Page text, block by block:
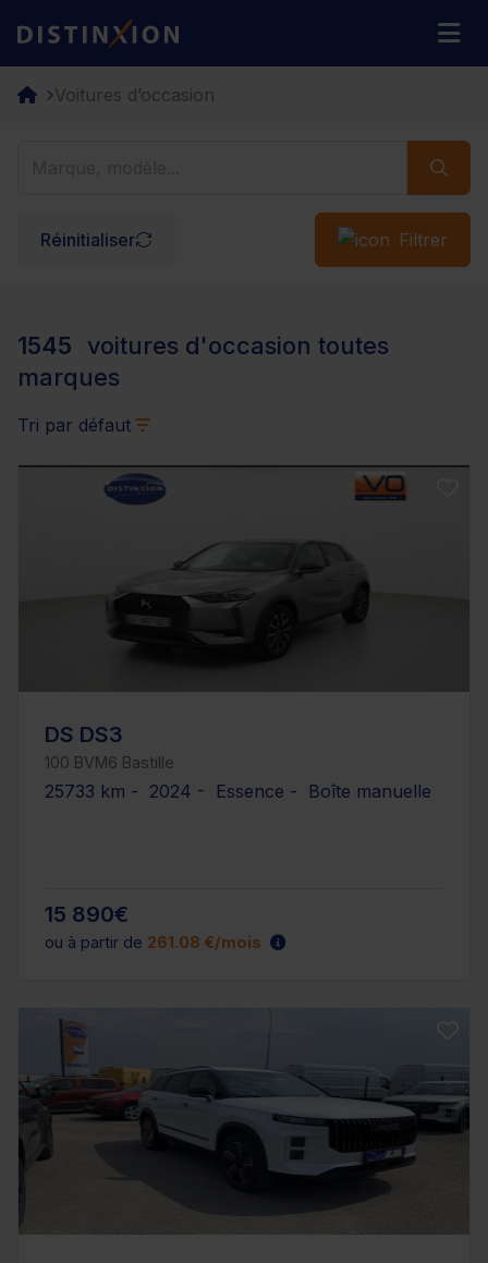
Distinxion
Voitures d’occasion
Réinitialiser Filtrer
1545
voitures d'occasion toutes
marques
Tri par défaut
DS DS3
100 BVM6 Bastille
25733 km - 2024 - Essence - Boîte manuelle
15 890€
ou à partir de 261.08 €/mois